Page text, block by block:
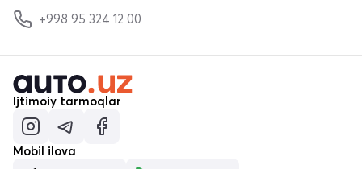
+998 95 324 12 00
Ijtimoiy tarmoqlar
Mobil ilova